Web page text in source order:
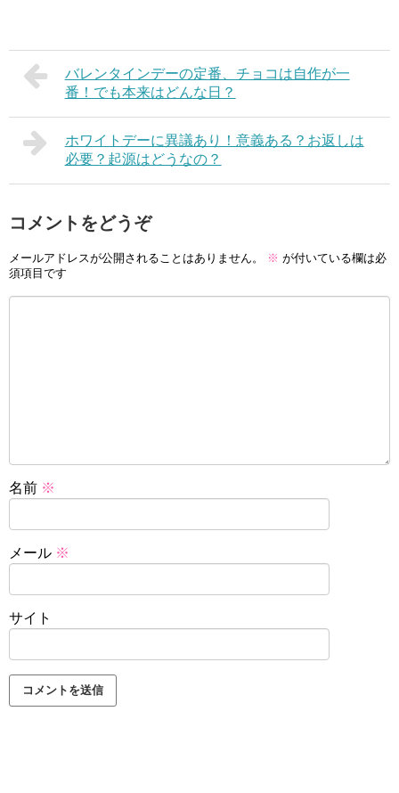
バレンタインデーの定番、チョコは自作が一
番！でも本来はどんな日？
ホワイトデーに異議あり！意義ある？お返しは
必要？起源はどうなの？
コメントをどうぞ
メールアドレスが公開されることはありません。 ※ が付いている欄は必
須項目です
名前 ※
メール ※
サイト